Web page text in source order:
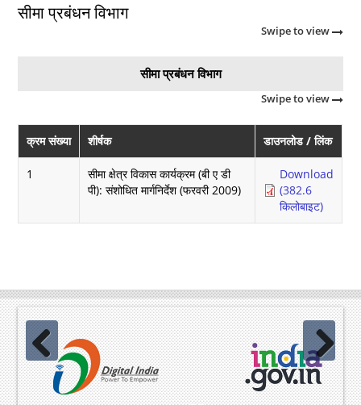
सीमा प्रबंधन विभाग
Swipe to view
सीमा प्रबंधन विभाग
Swipe to view
क्रम संख्या शीर्षक डाउनलोड / लिंक
1
सीमा क्षेत्र विकास कार्यक्रम (बी ए डी
पी): संशोधित मार्गनिर्देश (फरवरी 2009)
Download
(382.6
किलोबाइट)
Previous Next